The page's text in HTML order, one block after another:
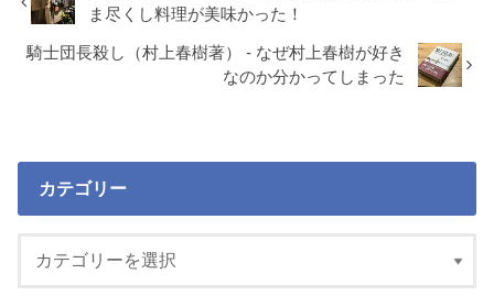
ま尽くし料理が美味かった！
騎士団長殺し（村上春樹著） - なぜ村上春樹が好き
なのか分かってしまった
カテゴリー